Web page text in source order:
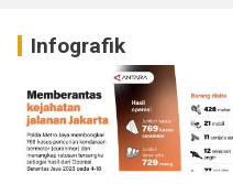
Infografik